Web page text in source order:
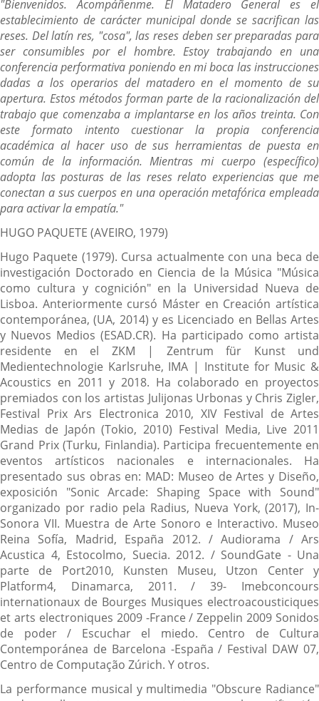
"Bienvenidos. Acompáñenme. El Matadero General es el
establecimiento de carácter municipal donde se sacrifican las
reses. Del latín res, "cosa", las reses deben ser preparadas para
ser consumibles por el hombre. Estoy trabajando en una
conferencia performativa poniendo en mi boca las instrucciones
dadas a los operarios del matadero en el momento de su
apertura. Estos métodos forman parte de la racionalización del
trabajo que comenzaba a implantarse en los años treinta. Con
este formato intento cuestionar la propia conferencia
académica al hacer uso de sus herramientas de puesta en
común de la información. Mientras mi cuerpo (específico)
adopta las posturas de las reses relato experiencias que me
conectan a sus cuerpos en una operación metafórica empleada
para activar la empatía."
HUGO PAQUETE (AVEIRO, 1979)
Hugo Paquete (1979). Cursa actualmente con una beca de
investigación Doctorado en Ciencia de la Música "Música
como cultura y cognición" en la Universidad Nueva de
Lisboa. Anteriormente cursó Máster en Creación artística
contemporánea, (UA, 2014) y es Licenciado en Bellas Artes
y Nuevos Medios (ESAD.CR). Ha participado como artista
residente en el ZKM | Zentrum für Kunst und
Medientechnologie Karlsruhe, IMA | Institute for Music &
Acoustics en 2011 y 2018. Ha colaborado ​​en proyectos
premiados con los artistas Julijonas Urbonas y Chris Zigler,
Festival Prix Ars Electronica 2010, XIV Festival de Artes
Medias de Japón (Tokio, 2010) Festival Media, Live 2011
Grand Prix (Turku, Finlandia). Participa frecuentemente en
eventos artísticos nacionales e internacionales. Ha
presentado sus obras en: MAD: Museo de Artes y Diseño,
exposición "Sonic Arcade: Shaping Space with Sound"
organizado por radio pela Radius, Nueva York, (2017), In-
Sonora VII. Muestra de Arte Sonoro e Interactivo. Museo
Reina Sofía, Madrid, España 2012. / Audiorama / Ars
Acustica 4, Estocolmo, Suecia. 2012. / SoundGate - Una
parte de Port2010, Kunsten Museu, Utzon Center y
Platform4, Dinamarca, 2011. / 39- Imebconcours
internationaux de Bourges Musiques electroacousticiques
et arts electroniques 2009 -France / Zeppelin 2009 Sonidos
de poder / Escuchar el miedo. Centro de Cultura
Contemporánea de Barcelona -España / Festival DAW 07,
Centro de Computação Zúrich. Y otros.
La performance musical y multimedia "Obscure Radiance"